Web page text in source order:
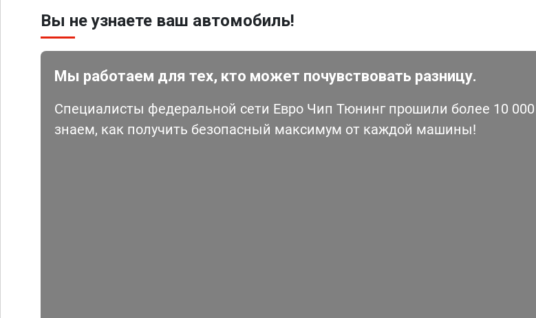
Вы не узнаете ваш автомобиль!
Мы работаем для тех, кто может почувствовать разницу.
Специалисты федеральной сети Евро Чип Тюнинг прошили более 10
знаем, как получить безопасный максимум от каждой машины!